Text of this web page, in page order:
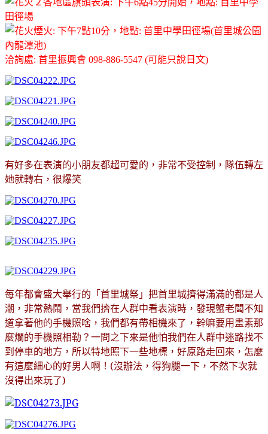
田徑場
煙火: 下午7點10分，地點: 首里中學田徑場(首里城公園
內龍潭池)
洽詢處: 首里振興會 098-886-5547 (可能只說日文)
有好多在表演的小朋友都超可愛的，非常不受控制，隊伍轉左
她就轉右，很爆笑
每年都會盛大舉行的「首里城祭」把首里城擠得滿滿的都是人
潮，非常熱鬧，當我們擠在人群中看表演時，發現蟹老闆不知
道拿著他的手機照啥，我們都有帶相機來了，幹嘛要用畫素那
麼爛的手機照相勒 ？ 一問之下來是他怕我們在人群中迷路找不
到停車的地方，所以特地照下一些地標，好原路走回來，怎麼
有這麼細心的好男人啊 ！(沒辦法，得狗腿一下，不然下次就
沒得出來玩了)